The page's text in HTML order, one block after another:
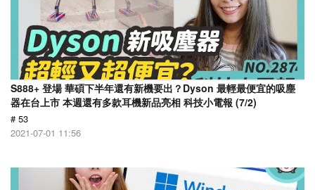
S888+ 登場 華碩下半年還有新機要出？Dyson 最輕最便宜的吸塵
器在台上市 本週還有多款耳機新品亮相 科技小電報 (7/2)
# 53
2021-07-01 11:56